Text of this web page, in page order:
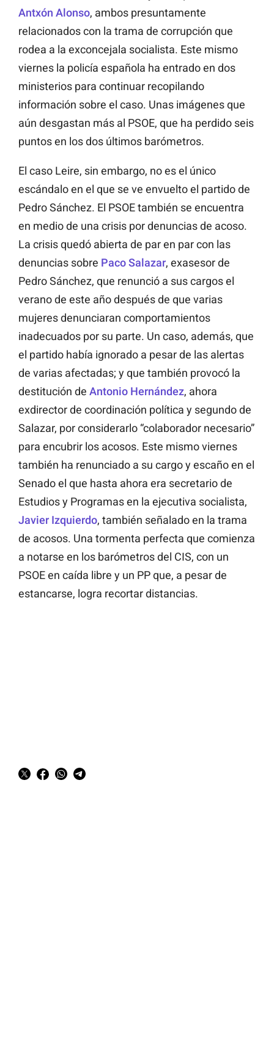
Antxón Alonso, ambos presuntamente
relacionados con la trama de corrupción que
rodea a la exconcejala socialista. Este mismo
viernes la policía española ha entrado en dos
ministerios para continuar recopilando
información sobre el caso. Unas imágenes que
aún desgastan más al PSOE, que ha perdido seis
puntos en los dos últimos barómetros.
El caso Leire, sin embargo, no es el único
escándalo en el que se ve envuelto el partido de
Pedro Sánchez. El PSOE también se encuentra
en medio de una crisis por denuncias de acoso.
La crisis quedó abierta de par en par con las
denuncias sobre Paco Salazar, exasesor de
Pedro Sánchez, que renunció a sus cargos el
verano de este año después de que varias
mujeres denunciaran comportamientos
inadecuados por su parte. Un caso, además, que
el partido había ignorado a pesar de las alertas
de varias afectadas; y que también provocó la
destitución de Antonio Hernández, ahora
exdirector de coordinación política y segundo de
Salazar, por considerarlo “colaborador necesario”
para encubrir los acosos. Este mismo viernes
también ha renunciado a su cargo y escaño en el
Senado el que hasta ahora era secretario de
Estudios y Programas en la ejecutiva socialista,
Javier Izquierdo, también señalado en la trama
de acosos. Una tormenta perfecta que comienza
a notarse en los barómetros del CIS, con un
PSOE en caída libre y un PP que, a pesar de
estancarse, logra recortar distancias.